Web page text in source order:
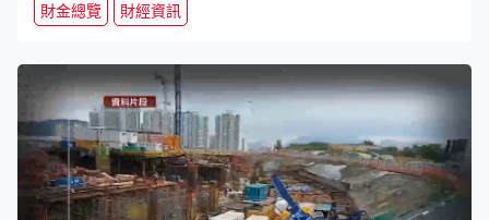
財金總覽 財經資訊